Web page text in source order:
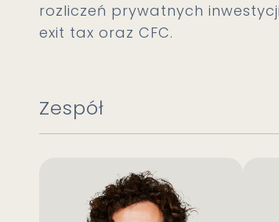
rozliczeń prywatnych
exit tax oraz CFC.
Zespół